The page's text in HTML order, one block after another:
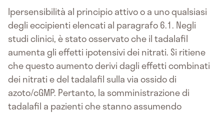
Ipersensibilità al principio attivo o a uno qualsiasi
degli eccipienti elencati al paragrafo 6.1. Negli
studi clinici, è stato osservato che il tadalafil
aumenta gli effetti ipotensivi dei nitrati. Si ritiene
che questo aumento derivi dagli effetti combinati
dei nitrati e del tadalafil sulla via ossido di
azoto/cGMP. Pertanto, la somministrazione di
tadalafil a pazienti che stanno assumendo